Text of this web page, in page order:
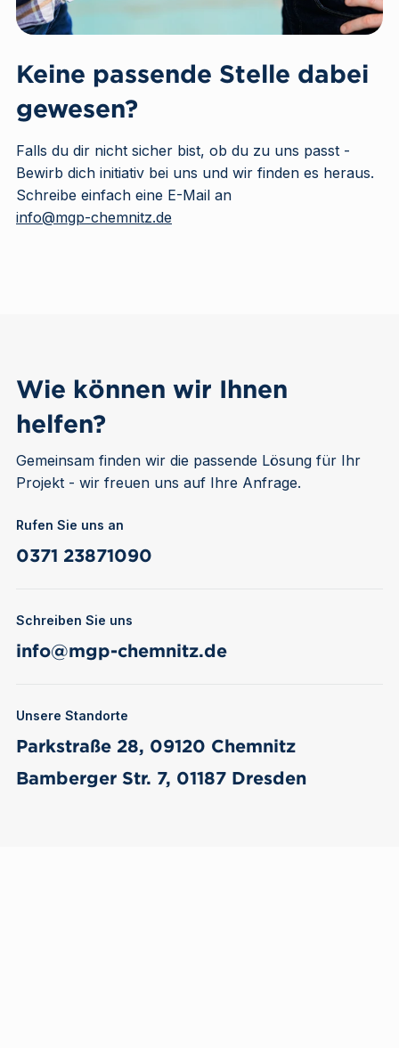
Keine passende Stelle dabei
gewesen?
Falls du dir nicht sicher bist, ob du zu uns passt -
Bewirb dich initiativ bei uns und wir finden es heraus.
Schreibe einfach eine E-Mail an
info@mgp-chemnitz.de
Wie können wir Ihnen
helfen?
Gemeinsam finden wir die passende Lösung für Ihr
Projekt - wir freuen uns auf Ihre Anfrage.
Rufen Sie uns an
Telefon
0371 23871090
Schreiben Sie uns
E-Mail
info@mgp-chemnitz.de
Unsere Standorte
Standort Chemnitz
Parkstraße 28, 09120 Chemnitz
Standort Dresden
Bamberger Str. 7, 01187 Dresden